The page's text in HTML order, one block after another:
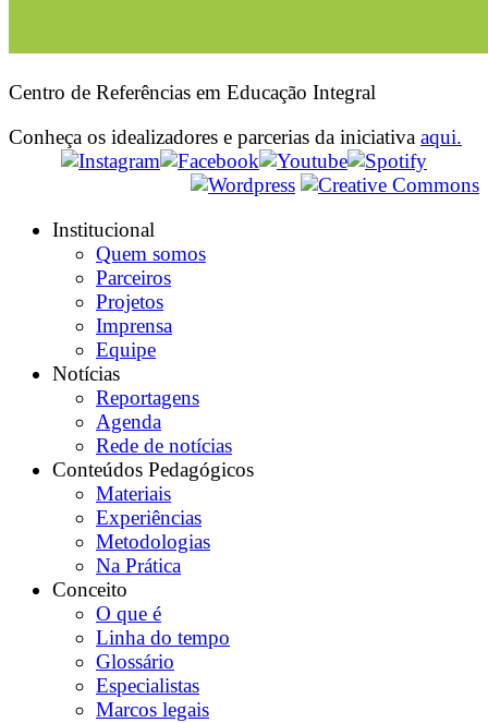
Centro de Referências em Educação Integral
Conheça os idealizadores e parcerias da iniciativa aqui.
Institucional
Quem somos
Parceiros
Projetos
Imprensa
Equipe
Notícias
Reportagens
Agenda
Rede de notícias
Conteúdos Pedagógicos
Materiais
Experiências
Metodologias
Na Prática
Conceito
O que é
Linha do tempo
Glossário
Especialistas
Marcos legais